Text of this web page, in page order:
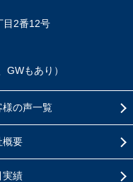
目2番12号
もあり）
様の声一覧
概要
実績